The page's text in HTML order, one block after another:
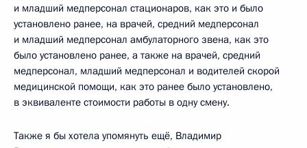
и младший медперсонал стационаров, как это и было
установлено ранее, на врачей, средний медперсонал
и младший медперсонал амбулаторного звена, как это
было установлено ранее, а также на врачей, средний
медперсонал, младший медперсонал и водителей скорой
медицинской помощи, как это ранее было установлено,
в эквиваленте стоимости работы в одну смену.
Также я бы хотела упомянуть ещё, Владимир